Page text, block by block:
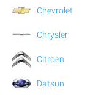
Chevrolet
Chrysler
Citroen
Datsun